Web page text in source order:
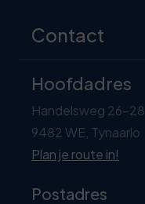
Contact
Hoofdadres
Handelsweg 26-28
9482 WE, Tynaarlo
Plan je route in!
Postadres